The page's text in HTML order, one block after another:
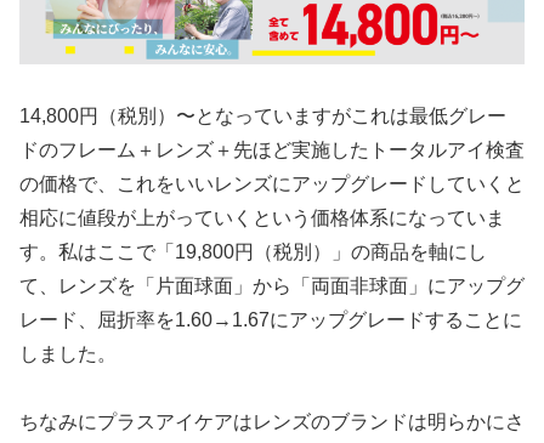
14,800円（税別）〜となっていますがこれは最低グレー
ドのフレーム＋レンズ＋先ほど実施したトータルアイ検査
の価格で、これをいいレンズにアップグレードしていくと
相応に値段が上がっていくという価格体系になっていま
す。私はここで「19,800円（税別）」の商品を軸にし
て、レンズを「片面球面」から「両面非球面」にアップグ
レード、屈折率を1.60→1.67にアップグレードすることに
しました。
ちなみにプラスアイケアはレンズのブランドは明らかにさ